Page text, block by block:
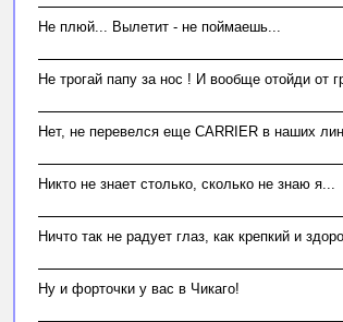
Hе плюй... Вылетит - не поймаешь...
Hе трогай папу за нос ! И вообще отойди от
Hет, не перевелся еще CARRIER в наших
Hикто не знает столько, сколько не знаю я...
Hичто так не радует глаз, как крепкий и
Hу и форточки у вас в Чикаго!